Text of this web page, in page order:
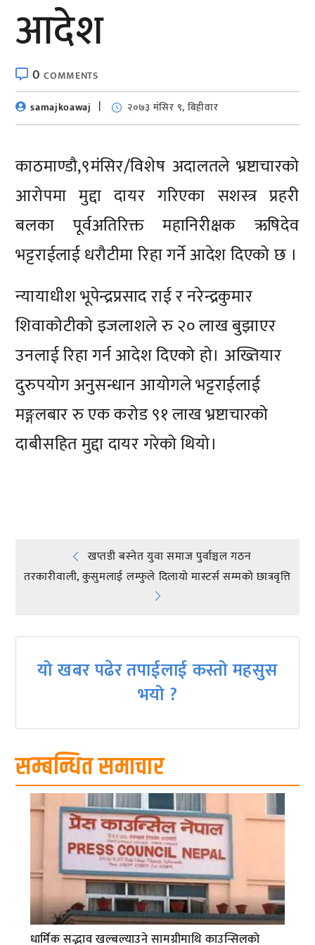
आदेश
0COMMENTS
samajkoawaj
२०७३ मंसिर ९, बिहीवार
काठमाण्डाै,९मंसिर/विशेष अदालतले भ्रष्टाचारको
आरोपमा मुद्दा दायर गरिएका सशस्त्र प्रहरी
बलका पूर्वअतिरिक्त महानिरीक्षक ऋषिदेव
भट्टराईलाई धरौटीमा रिहा गर्ने आदेश दिएको छ ।
न्यायाधीश भूपेन्द्रप्रसाद राई र नरेन्द्रकुमार
शिवाकोटीको इजलाशले रु २० लाख बुझाएर
उनलाई रिहा गर्न आदेश दिएको हो। अख्तियार
दुरुपयोग अनुसन्धान आयोगले भट्टराईलाई
मङ्गलबार रु एक करोड ९१ लाख भ्रष्टाचारको
दाबीसहित मुद्दा दायर गरेको थियो।
Post
navigation
खप्तडी बस्नेत युवा समाज पुर्वाञ्चल गठन
तरकारीवाली, कुसुमलाई लम्फुले दिलायो मास्टर्स सम्मको छात्रवृत्ति
यो खबर पढेर तपाईलाई कस्तो महसुस
भयो ?
सम्बन्धित समाचार
धार्मिक सद्भाव खल्बल्याउने सामग्रीमाथि काउन्सिलको